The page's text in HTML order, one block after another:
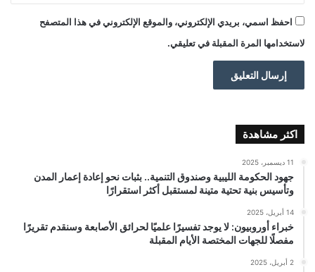
احفظ اسمي، بريدي الإلكتروني، والموقع الإلكتروني في هذا المتصفح
لاستخدامها المرة المقبلة في تعليقي.
اكثر مشاهدة
11 ديسمبر، 2025
جهود الحكومة الليبية وصندوق التنمية.. بثبات نحو إعادة إعمار المدن
وتأسيس بنية تحتية متينة لمستقبل أكثر استقرارًا
14 أبريل، 2025
خبراء أوروبيون: لا يوجد تفسيرًا علميًا لحرائق الأصابعة وسنقدم تقريرًا
مفصلًا للجهات المختصة الأيام المقبلة
2 أبريل، 2025